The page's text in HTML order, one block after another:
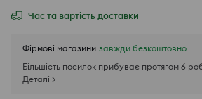
Час та вартість доставки
Фірмові магазини завжди безкоштовно
Більшість посилок прибуває протягом 6
Деталі >